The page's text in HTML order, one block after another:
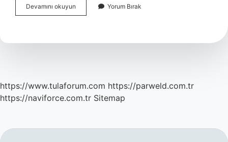
Devamını okuyun
Guzel
Türkiyede
Yorum Bırak
https://www.tulaforum.com https://parweld.com.tr
https://naviforce.com.tr Sitemap